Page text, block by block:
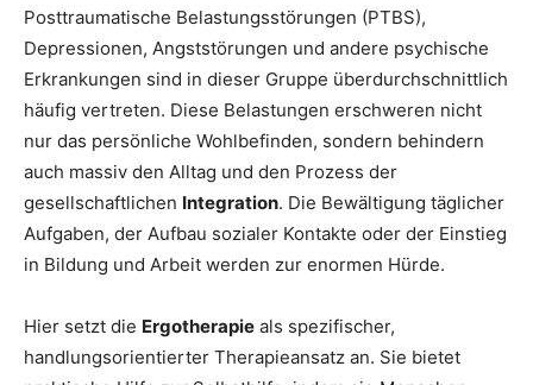
Posttraumatische Belastungsstörungen (PTBS),
Depressionen, Angststörungen und andere psychische
Erkrankungen sind in dieser Gruppe überdurchschnittlich
häufig vertreten. Diese Belastungen erschweren nicht
nur das persönliche Wohlbefinden, sondern behindern
auch massiv den Alltag und den Prozess der
gesellschaftlichen Integration. Die Bewältigung täglicher
Aufgaben, der Aufbau sozialer Kontakte oder der Einstieg
in Bildung und Arbeit werden zur enormen Hürde.
Hier setzt die Ergotherapie als spezifischer,
handlungsorientierter Therapieansatz an. Sie bietet